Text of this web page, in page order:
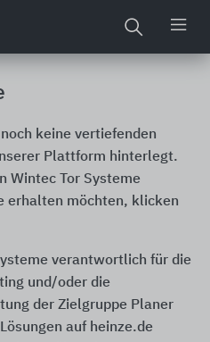
keine vertiefenden
Plattform hinterlegt.
Wintec Tor Systeme
erhalten möchten, klicken
verantwortlich für die
und/oder die
der Zielgruppe Planer
auf heinze.de